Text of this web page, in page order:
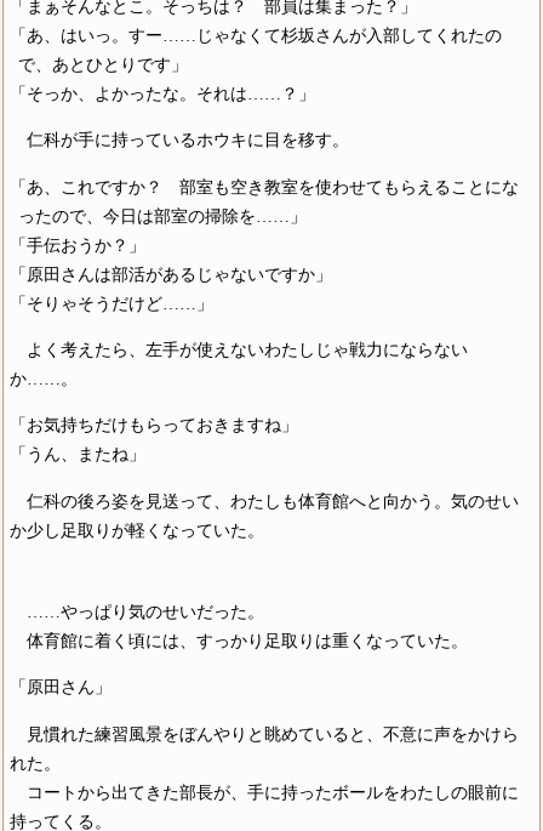
「まぁそんなとこ。そっちは？ 部員は集まった？」
「あ、はいっ。すー……じゃなくて杉坂さんが入部してくれたの
で、あとひとりです」
「そっか、よかったな。それは……？」
仁科が手に持っているホウキに目を移す。
「あ、これですか？ 部室も空き教室を使わせてもらえることにな
ったので、今日は部室の掃除を……」
「手伝おうか？」
「原田さんは部活があるじゃないですか」
「そりゃそうだけど……」
よく考えたら、左手が使えないわたしじゃ戦力にならない
か……。
「お気持ちだけもらっておきますね」
「うん、またね」
仁科の後ろ姿を見送って、わたしも体育館へと向かう。気のせい
か少し足取りが軽くなっていた。
……やっぱり気のせいだった。
体育館に着く頃には、すっかり足取りは重くなっていた。
「原田さん」
見慣れた練習風景をぼんやりと眺めていると、不意に声をかけら
れた。
コートから出てきた部長が、手に持ったボールをわたしの眼前に
持ってくる。